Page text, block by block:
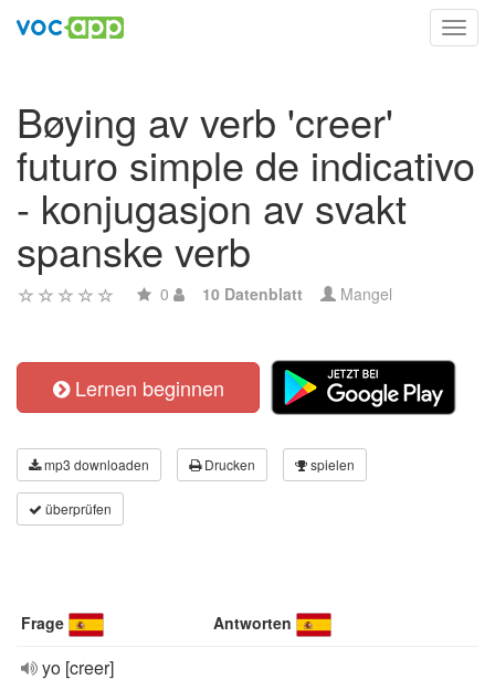
Bøying av verb 'creer'
futuro simple de indicativo
- konjugasjon av svakt
spanske verb
0 10 Datenblatt Mangel
Lernen beginnen
mp3 downloaden Drucken spielen
überprüfen
Frage Antworten
yo [creer]